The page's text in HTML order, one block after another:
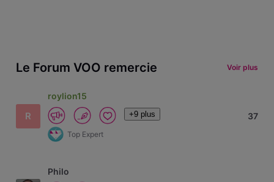
Le Forum VOO remercie Voir plus
R
roylion15
+9 plus
Top Expert
37
Philo